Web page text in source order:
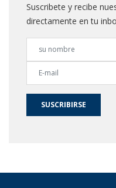
Suscribete y recibe
directamente en tu
SUSCRIBIRSE